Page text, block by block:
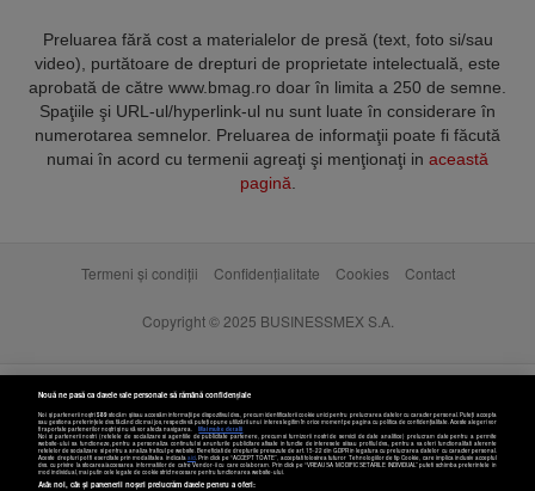
Preluarea fără cost a materialelor de presă (text, foto si/sau
video), purtătoare de drepturi de proprietate intelectuală, este
aprobată de către www.bmag.ro doar în limita a 250 de semne.
Spaţiile şi URL-ul/hyperlink-ul nu sunt luate în considerare în
numerotarea semnelor. Preluarea de informaţii poate fi făcută
numai în acord cu termenii agreaţi şi menţionaţi in această
pagină
Termeni și condiții Confidențialitate Cookies Contact
Copyright © 2025 BUSINESSMEX S.A.
Nouă ne pasă ca datele tale personale să rămână confidențiale
Noi și partenerii noștri589stocăm și/sau accesăm informații pe dispozitivul dvs., precum identificatorii cookie unici pentru prelucrarea datelor cu caracter personal. Puteți accepta
sau gestiona preferințele dvs. făcând clic mai jos, respectiv vă puteți opune utilizării unui interes legitim în orice moment pe pagina cu politica de confidențialitate. Aceste alegeri vor
fi raportate partenerilor noștri și nu vă vor afecta navigarea.
Mai multe detalii
Noi si partenerii nostri (retelele de socializare si agentiile de publicitate partenere, precum si furnizorii nostri de servicii de date analitice) prelucram date pentru a permite
website-ului sa functioneze, pentru a personaliza continutul si anunturile publicitare afisate in functie de interesele si/sau profilul dvs., pentru a va oferi functionalitati aferente
retelelor de socializare si pentru a analiza traficul pe website. Beneficiati de drepturile prevazute de art. 15-22 din GDPR in legatura cu prelucrarea datelor cu caracter personal.
Aceste drepturi pot fi exercitate prin modalitatea indicataaici. Prin click pe “ACCEPT TOATE”, acceptati folosirea tuturor Tehnologiilor de tip Cookie, care implica inclusiv acceptul
dvs. cu privire la stocarea/accesarea informatiilor de catre Vendor-ii cu care colaboram. Prin click pe “VREAU SA MODIFIC SETARILE INDIVIDUAL” puteti schimba preferintele in
mod individual, mai putin cele legate de cookie strict necesare pentru functionarea website-ului.
Atât noi, cât și partenerii noștri prelucrăm datele pentru a oferi: